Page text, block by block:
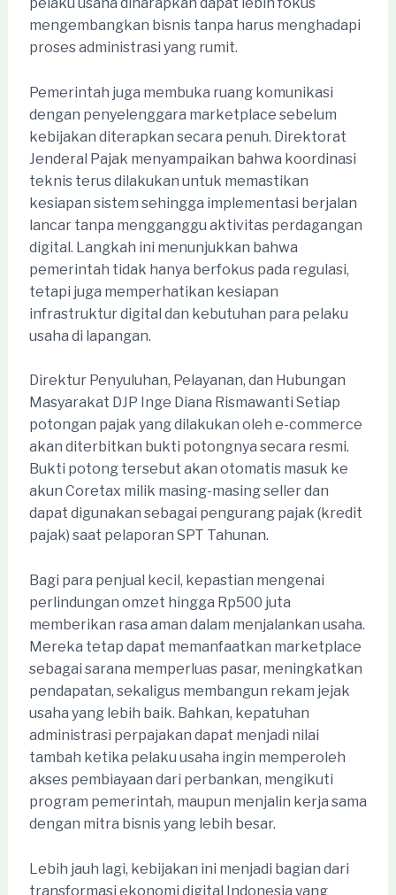
mengembangkan bisnis tanpa harus menghadapi
proses administrasi yang rumit.
Pemerintah juga membuka ruang komunikasi
dengan penyelenggara marketplace sebelum
kebijakan diterapkan secara penuh. Direktorat
Jenderal Pajak menyampaikan bahwa koordinasi
teknis terus dilakukan untuk memastikan
kesiapan sistem sehingga implementasi berjalan
lancar tanpa mengganggu aktivitas perdagangan
digital. Langkah ini menunjukkan bahwa
pemerintah tidak hanya berfokus pada regulasi,
tetapi juga memperhatikan kesiapan
infrastruktur digital dan kebutuhan para pelaku
usaha di lapangan.
Direktur Penyuluhan, Pelayanan, dan Hubungan
Masyarakat DJP Inge Diana Rismawanti Setiap
potongan pajak yang dilakukan oleh e-commerce
akan diterbitkan bukti potongnya secara resmi.
Bukti potong tersebut akan otomatis masuk ke
akun Coretax milik masing-masing seller dan
dapat digunakan sebagai pengurang pajak (kredit
pajak) saat pelaporan SPT Tahunan.
Bagi para penjual kecil, kepastian mengenai
perlindungan omzet hingga Rp500 juta
memberikan rasa aman dalam menjalankan usaha.
Mereka tetap dapat memanfaatkan marketplace
sebagai sarana memperluas pasar, meningkatkan
pendapatan, sekaligus membangun rekam jejak
usaha yang lebih baik. Bahkan, kepatuhan
administrasi perpajakan dapat menjadi nilai
tambah ketika pelaku usaha ingin memperoleh
akses pembiayaan dari perbankan, mengikuti
program pemerintah, maupun menjalin kerja sama
dengan mitra bisnis yang lebih besar.
Lebih jauh lagi, kebijakan ini menjadi bagian dari
transformasi ekonomi digital Indonesia yang